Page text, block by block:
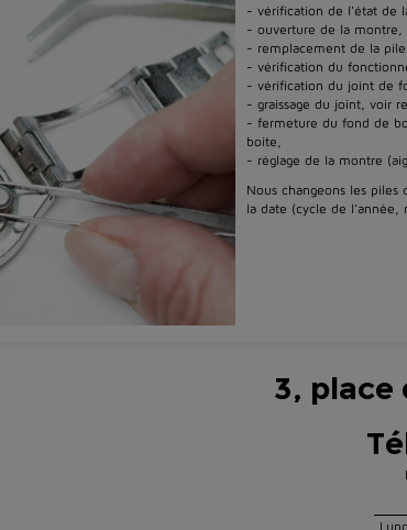
- vérification de l'état de
- ouverture de la montre,
- remplacement de la
- vérification du
- vérification du joint de
- graissage du joint, voir
- fermeture du fond de
boite,
- réglage de la montre
Nous changeons les
la date (cycle de l'année,
3, place